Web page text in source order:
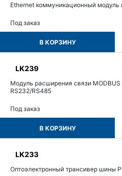
Ethernet коммуникационный модуль
Под заказ
В КОРЗИНУ
LK239
Модуль расширения связи
RS232/RS485
Под заказ
В КОРЗИНУ
LK233
Оптоэлектронный трансивер шины